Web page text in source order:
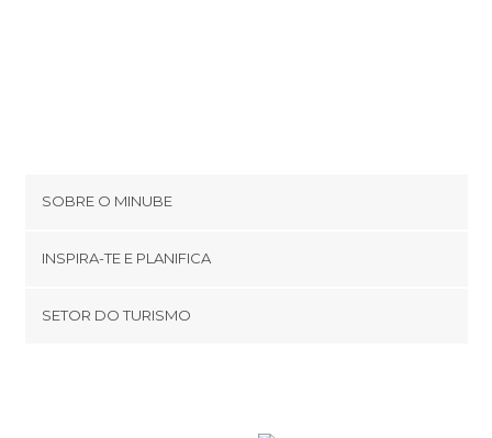
SOBRE O MINUBE
Términos e Condições
INSPIRA-TE E PLANIFICA
SETOR DO TURISMO